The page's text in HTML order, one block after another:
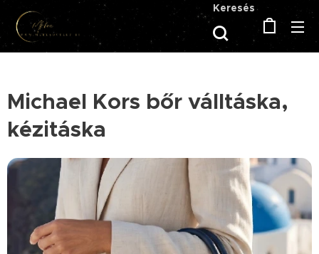
Keresés
Michael Kors bőr válltáska,
kézitáska